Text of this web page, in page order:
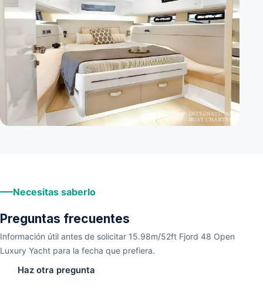
Necesitas saberlo
Preguntas frecuentes
Información útil antes de solicitar 15.98m/52ft Fjord 48 Open
Luxury Yacht para la fecha que prefiera.
Haz otra pregunta